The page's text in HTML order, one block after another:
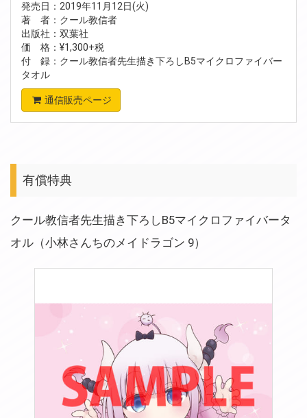
発売日：2019年11月12日(火)
著 者：クール教信者
出版社：双葉社
価 格：¥1,300+税
付 録：クール教信者先生描き下ろしB5マイクロファイバー
タオル
通信販売ページ
有償特典
クール教信者先生描き下ろしB5マイクロファイバータ
オル（小林さんちのメイドラゴン 9）